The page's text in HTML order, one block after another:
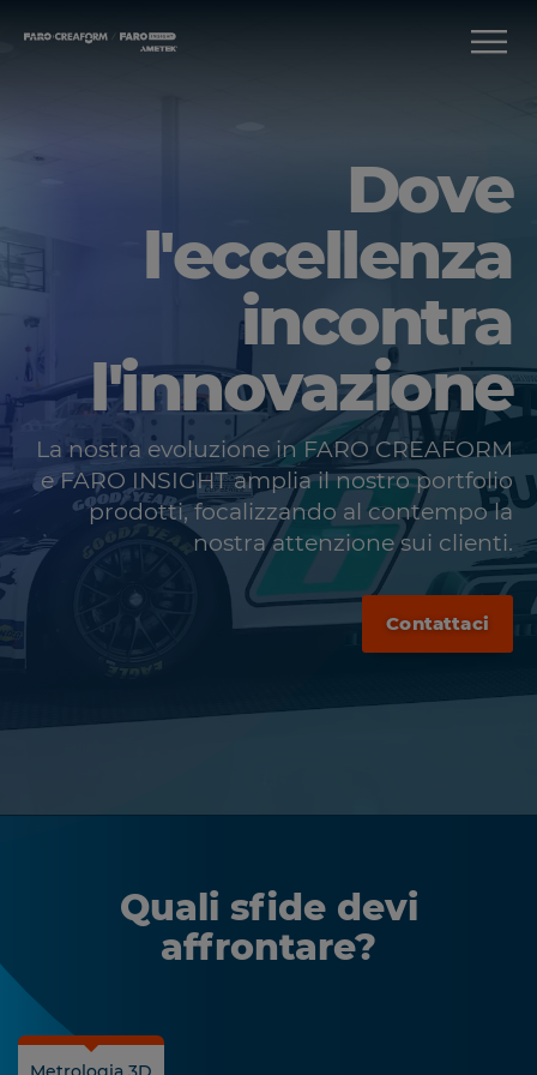
Dove
l'eccellenza
incontra
l'innovazione
La nostra evoluzione in FARO CREAFORM
e FARO INSIGHT amplia il nostro portfolio
prodotti, focalizzando al contempo la
nostra attenzione sui clienti.
Contattaci
Quali sfide devi
affrontare?